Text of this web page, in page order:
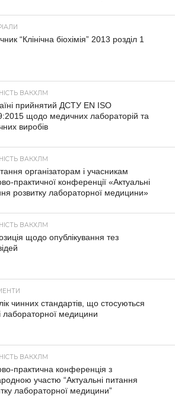
“Клінічна біохімія” 2013 розділ 1
ВАКХЛМ
прийнятий ДСТУ EN ISO
щодо медичних лабораторій та
виробів
ВАКХЛМ
організаторам і учасникам
практичної конференції «Актуальні
розвитку лабораторної медицини»
ВАКХЛМ
щодо опублікування тез
чинних стандартів, що стосуються
лабораторної медицини
ВАКХЛМ
практична конференція з
участю “Актуальні питання
лабораторної медицини”